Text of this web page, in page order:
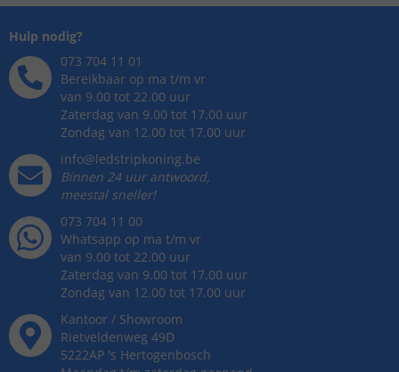
Hulp nodig?
073 704 11 01
Bereikbaar op ma t/m vr
van 9.00 tot 22.00 uur
Zaterdag van 9.00 tot 17.00 uur
Zondag van 12.00 tot 17.00 uur
info@ledstripkoning.be
Binnen 24 uur antwoord,
meestal sneller!
073 704 11 00
Whatsapp op ma t/m vr
van 9.00 tot 22.00 uur
Zaterdag van 9.00 tot 17.00 uur
Zondag van 12.00 tot 17.00 uur
Kantoor / Showroom
Rietveldenweg 49D
5222AP 's Hertogenbosch